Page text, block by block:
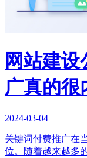
网站建
广真的很
2024-03-04
关键词付费推广在
位。随着越来越多